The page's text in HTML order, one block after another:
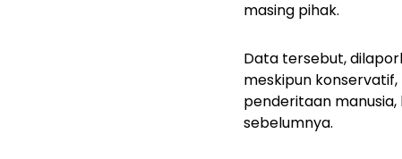
masing pihak.
Data tersebut,
meskipun
penderitaan
sebelumnya.